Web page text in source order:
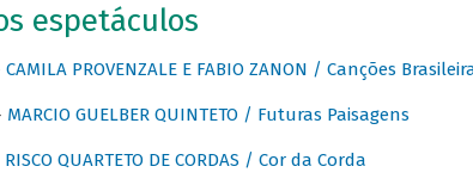
espetáculos
CAMILA PROVENZALE E FABIO ZANON / Canções
MARCIO GUELBER QUINTETO / Futuras Paisagens
RISCO QUARTETO DE CORDAS / Cor da Corda